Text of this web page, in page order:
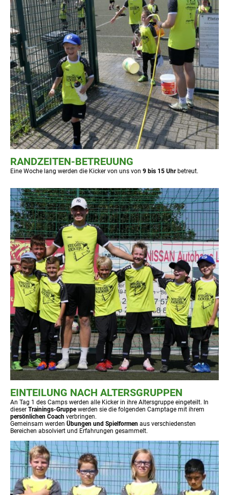
RANDZEITEN-BETREUUNG
Eine Woche lang werden die Kicker von uns von 9 bis 15 Uhrbetreut.
EINTEILUNG NACH ALTERSGRUPPEN
An Tag 1 des Camps werden alle Kicker in ihre Altersgruppe eingeteilt. In
dieser Trainings-Gruppewerden sie die folgenden Camptage mit ihrem
persönlichen Coach verbringen.
Gemeinsam werden Übungen und Spielformen aus verschiedensten
Bereichen absolviert und Erfahrungen gesammelt.